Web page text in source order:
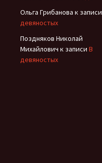
Ольга Грибанова к записи
девяностых
Поздняков Николай
Михайлович к записи В
девяностых